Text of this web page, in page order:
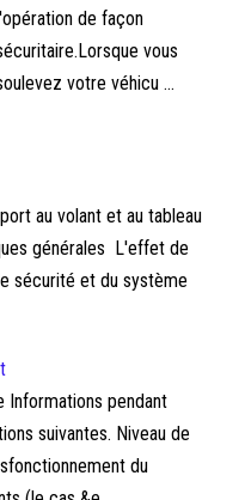
de façon
vous
votre véhicu ...
au volant et au tableau
générales L'effet de
sécurité et du système
Informations pendant
suivantes. Niveau de
du